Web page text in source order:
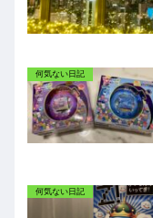
何気ない日記
何気ない日記